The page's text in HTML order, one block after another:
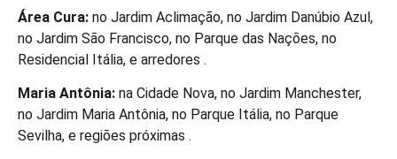
Área Cura: no Jardim Aclimação, no Jardim Danúbio Azul,
no Jardim São Francisco, no Parque das Nações, no
Residencial Itália, e arredores .
Maria Antônia: na Cidade Nova, no Jardim Manchester,
no Jardim Maria Antônia, no Parque Itália, no Parque
Sevilha, e regiões próximas .